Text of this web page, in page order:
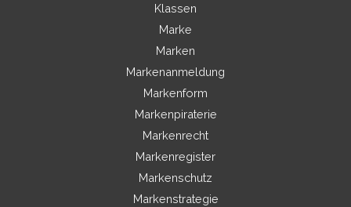
Klassen
Marke
Marken
Markenanmeldung
Markenform
Markenpiraterie
Markenrecht
Markenregister
Markenschutz
Markenstrategie